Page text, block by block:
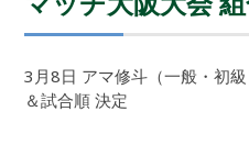
3月8日 アマ修斗（一般・初
＆試合順 決定